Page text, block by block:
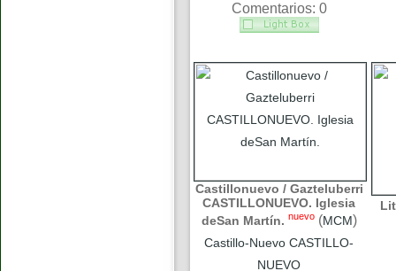
Comentarios: 0
Castillonuevo / Gazteluberri
CASTILLONUEVO. Iglesia
deSan Martín. nuevo (MCM)
Castillo-Nuevo CASTILLO-
NUEVO